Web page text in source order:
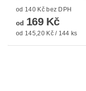
od 140 Kč bez DPH
od 169 Kč
od 145,20 Kč / 144 ks